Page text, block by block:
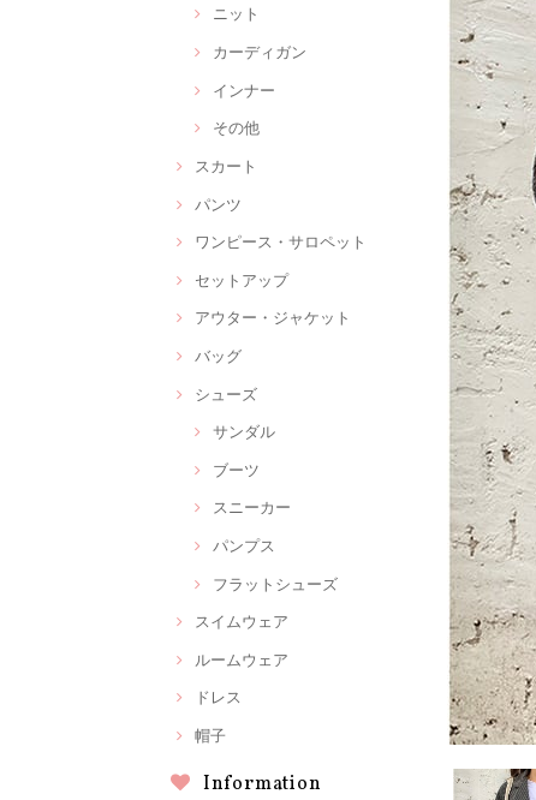
ニット
カーディガン
インナー
その他
スカート
パンツ
ワンピース・サロペット
セットアップ
アウター・ジャケット
バッグ
シューズ
サンダル
ブーツ
スニーカー
パンプス
フラットシューズ
スイムウェア
ルームウェア
ドレス
帽子
Information